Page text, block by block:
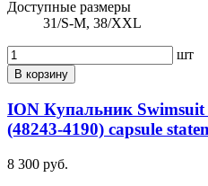
Доступные размеры
31/S-M, 38/XXL
шт
В корзину
ION Купальник
(48243-4190) capsule
8 300 руб.